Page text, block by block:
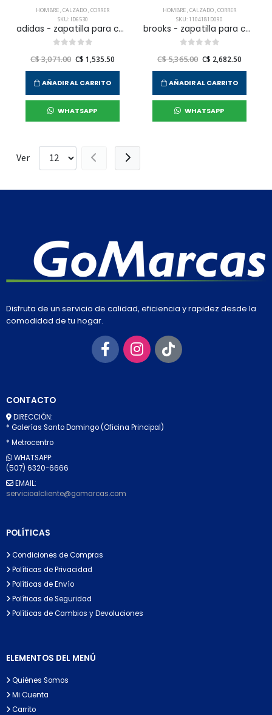
HOMBRE,CALZADO,CORRER
SKU: ID6530
adidas - zapatilla para correr cloud foam move para hombre
C$ 3,071.00 C$ 1,535.50
AÑADIR AL CARRITO
WHATSAPP
HOMBRE,CALZADO,CORRER
SKU: 1104181D090
brooks - zapatilla para correr ghost 16 para hombre
C$ 5,365.00 C$ 2,682.50
AÑADIR AL CARRITO
WHATSAPP
Ver
Disfruta de un servicio de calidad, eficiencia y rapidez desde la
comodidad de tu hogar.
CONTACTO
DIRECCIÓN:
* Galerías Santo Domingo (Oficina Principal)
* Metrocentro
WHATSAPP:
(507) 6320-6666
EMAIL:
servicioalcliente@gomarcas.com
POLÍTICAS
Condiciones de Compras
Políticas de Privacidad
Políticas de Envío
Políticas de Seguridad
Políticas de Cambios y Devoluciones
ELEMENTOS DEL MENÚ
Quiénes Somos
Mi Cuenta
Carrito